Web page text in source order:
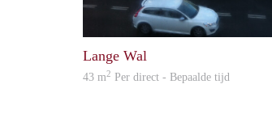
Lange Wal
43 m2 Per direct - Bepaalde tijd